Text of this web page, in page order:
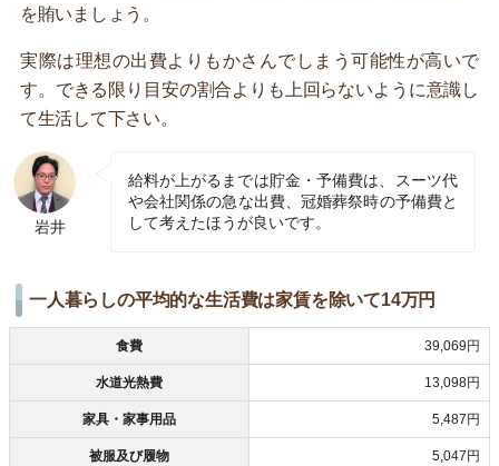
を賄いましょう。
実際は理想の出費よりもかさんでしまう可能性が高いで
す。できる限り目安の割合よりも上回らないように意識し
て生活して下さい。
岩井
給料が上がるまでは貯金・予備費は、スーツ代
や会社関係の急な出費、冠婚葬祭時の予備費と
して考えたほうが良いです。
一人暮らしの平均的な生活費は家賃を除いて14万円
食費 39,069円
水道光熱費 13,098円
家具・家事用品 5,487円
被服及び履物 5,047円